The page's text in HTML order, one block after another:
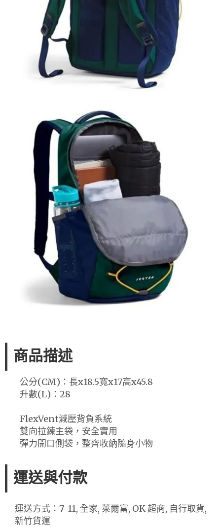
商品描述
公分(CM)：長x18.5寬x17高x45.8
升數(L)：28
FlexVent減壓背負系統
雙向拉鍊主袋，安全實用
彈力開口側袋，整齊收納隨身小物
運送與付款
運送方式：7-11, 全家, 萊爾富, OK 超商, 自行取貨,
新竹貨運